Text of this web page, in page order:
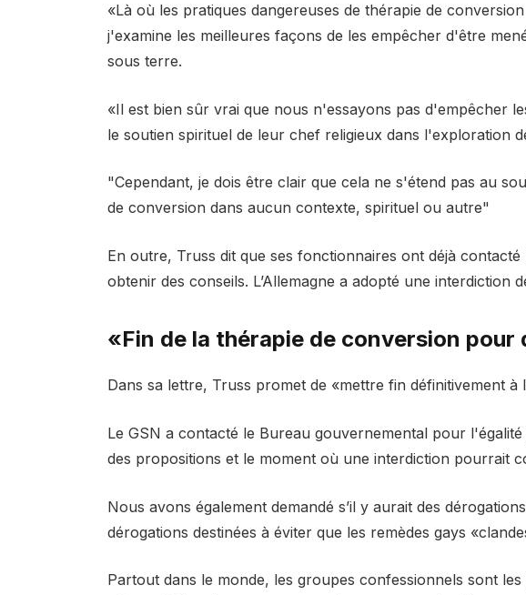
«Là où les pratiques dangereuses de thérapie de
j'examine les meilleures façons de les empêcher d'être
sous terre.
«Il est bien sûr vrai que nous n'essayons pas d'empêcher
le soutien spirituel de leur chef religieux dans l'exploration
"Cependant, je dois être clair que cela ne s'étend pas au
de conversion dans aucun contexte, spirituel ou autre"
En outre, Truss dit que ses fonctionnaires ont déjà
obtenir des conseils. L’Allemagne a adopté une interdiction
«Fin de la thérapie de conversion pour
Dans sa lettre, Truss promet de «mettre fin définitivement à
Le GSN a contacté le Bureau gouvernemental pour
des propositions et le moment où une interdiction pourrait
Nous avons également demandé s’il y aurait des
dérogations destinées à éviter que les remèdes gays
Partout dans le monde, les groupes confessionnels sont